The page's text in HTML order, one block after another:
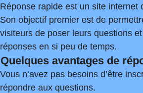
Réponse rapide est un site internet
Son objectif premier est de
visiteurs de poser leurs questions et
réponses en si peu de temps.
Quelques avantages de
Vous n’avez pas besoins d’être
répondre aux questions.